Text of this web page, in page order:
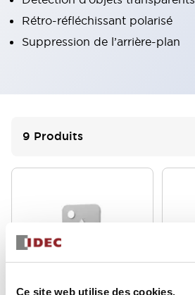
Ce site web utilise des cookies.
Rétro-réfléchissant polarisé
Suppression de l’arrière-plan
9 Produits
SA1E Miniature Laser and SA1E